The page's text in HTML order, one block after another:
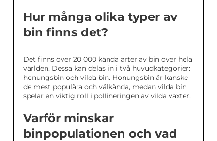
Hur många olika typer av
bin finns det?
Det finns över 20 000 kända arter av bin över hela
världen. Dessa kan delas in i två huvudkategorier:
honungsbin och vilda bin. Honungsbin är kanske
de mest populära och välkända, medan vilda bin
spelar en viktig roll i pollineringen av vilda växter.
Varför minskar
binpopulationen och vad